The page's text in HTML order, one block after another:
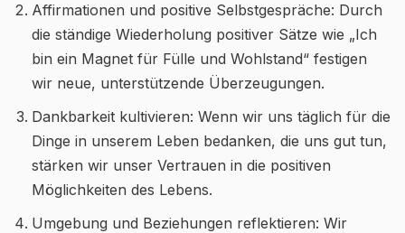
Affirmationen und positive Selbstgespräche: Durch
die ständige Wiederholung positiver Sätze wie „Ich
bin ein Magnet für Fülle und Wohlstand“ festigen
wir neue, unterstützende Überzeugungen.
Dankbarkeit kultivieren: Wenn wir uns täglich für die
Dinge in unserem Leben bedanken, die uns gut tun,
stärken wir unser Vertrauen in die positiven
Möglichkeiten des Lebens.
Umgebung und Beziehungen reflektieren: Wir